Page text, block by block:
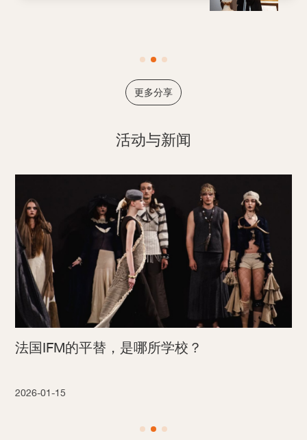
更多分享
活动与新闻
法国IFM的平替，是哪所学校？
2026-01-15